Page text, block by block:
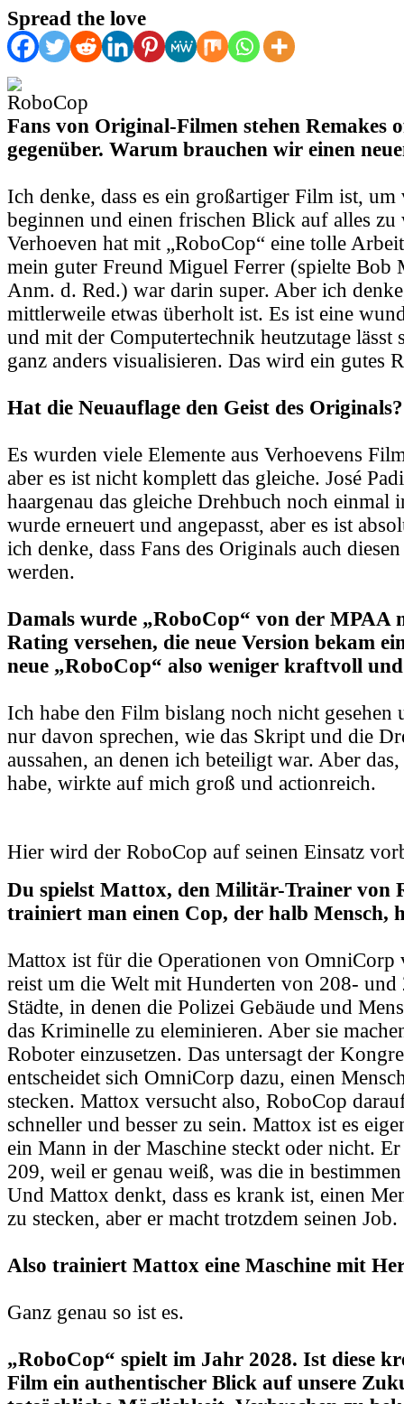
Spread the love
Fans von Original-Filmen stehen Remakes
gegenüber. Warum brauchen wir einen
Ich denke, dass es ein großartiger Film ist,
beginnen und einen frischen Blick auf alles zu
Verhoeven hat mit „RoboCop“ eine tolle
mein guter Freund Miguel Ferrer (spielte
Anm. d. Red.) war darin super. Aber ich
mittlerweile etwas überholt ist. Es ist eine
und mit der Computertechnik heutzutage lässt
ganz anders visualisieren. Das wird ein gutes
Hat die Neuauflage den Geist des Originals?
Es wurden viele Elemente aus Verhoevens
aber es ist nicht komplett das gleiche. José
haargenau das gleiche Drehbuch noch einmal
wurde erneuert und angepasst, aber es ist
ich denke, dass Fans des Originals auch
werden.
Damals wurde „RoboCop“ von der MPAA
Rating versehen, die neue Version bekam
neue „RoboCop“ also weniger kraftvoll
Ich habe den Film bislang noch nicht gesehen
nur davon sprechen, wie das Skript und die
aussahen, an denen ich beteiligt war. Aber
habe, wirkte auf mich groß und actionreich.
Hier wird der RoboCop auf seinen Einsatz
Du spielst Mattox, den Militär-Trainer von
trainiert man einen Cop, der halb Mensch,
Mattox ist für die Operationen von OmniCorp
reist um die Welt mit Hunderten von 208-
Städte, in denen die Polizei Gebäude und
das Kriminelle zu eleminieren. Aber sie
Roboter einzusetzen. Das untersagt der
entscheidet sich OmniCorp dazu, einen
stecken. Mattox versucht also, RoboCop
schneller und besser zu sein. Mattox ist es
ein Mann in der Maschine steckt oder nicht.
209, weil er genau weiß, was die in
Und Mattox denkt, dass es krank ist, einen
zu stecken, aber er macht trotzdem seinen Job.
Also trainiert Mattox eine Maschine mit
Ganz genau so ist es.
„RoboCop“ spielt im Jahr 2028. Ist diese
Film ein authentischer Blick auf unsere